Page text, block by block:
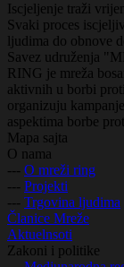
Iscjeljenje traži
Svaki proces
ljudima do obnove
Savez udruženja
RING je mreža
aktivnih u borbi
organizuju
aspektima borbe
Mapa sajta
O nama
--- O mreži ring
--- Projekti
--- Trgovina ljudima
Članice Mreže
Aktuelnsoti
Zakoni i politike